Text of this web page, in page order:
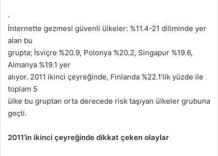
·
İnternette gezmesi güvenli ülkeler: %11.4-21 diliminde yer
alan bu
grupta; İsviçre %20.9, Polonya %20.2, Singapur %19.6,
Almanya %19.1 yer
alıyor. 2011 ikinci çeyreğinde, Finlanda %22.1’lik yüzde ile
toplam 5
ülke bu gruptan orta derecede risk taşıyan ülkeler grubuna
geçti.
2011’in ikinci çeyreğinde dikkat çeken olaylar